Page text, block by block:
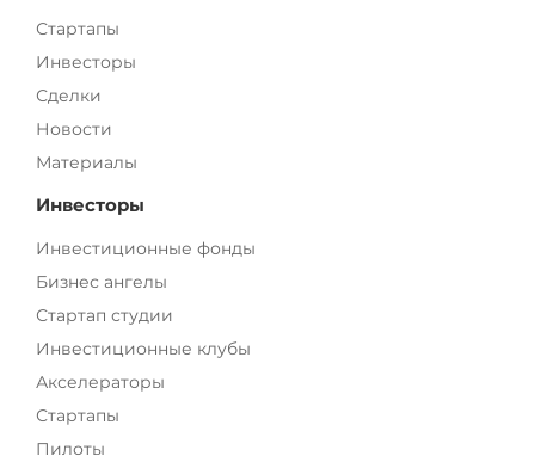
Стартапы
Инвесторы
Сделки
Новости
Материалы
Инвесторы
Инвестиционные фонды
Бизнес ангелы
Стартап студии
Инвестиционные клубы
Акселераторы
Стартапы
Пилоты